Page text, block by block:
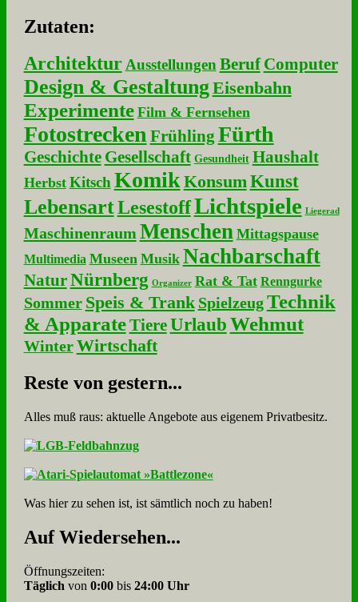
Zu­ta­ten:
Architektur Ausstellungen Beruf Computer
Design & GestaltungEisenbahn
Experimente Film & Fernsehen
Fotostrecken Frühling Fürth
Geschichte Gesellschaft Gesundheit Haushalt
Herbst Kitsch KomikKonsumKunst
LebensartLesestoffLichtspiele Liegerad
Maschinenraum Menschen Mittagspause
Multimedia Museen Musik Nachbarschaft
NaturNürnberg Organizer Rat & Tat Renngurke
Sommer Speis & Trank Spielzeug Technik
& Apparate Tiere UrlaubWehmut
Winter Wirtschaft
Re­ste von ge­stern...
Alles muß raus: aktuelle An­ge­bo­te aus eigenem Privatbesitz.
Was hier zu sehen ist, ist sämt­lich noch zu haben!
Auf Wie­der­se­hen...
Öffnungszeiten:
Täglich von 0:00bis 24:00 Uhr